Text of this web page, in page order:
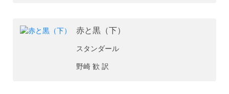
赤と黒（下）
スタンダール
野崎 歓 訳